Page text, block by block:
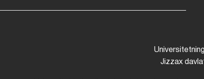
Jizzax